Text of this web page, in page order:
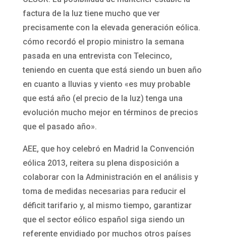
factura de la luz tiene mucho que ver
precisamente con la elevada generación eólica.
cómo recordó el propio ministro la semana
pasada en una entrevista con Telecinco,
teniendo en cuenta que está siendo un buen año
en cuanto a lluvias y viento «es muy probable
que está año (el precio de la luz) tenga una
evolución mucho mejor en términos de precios
que el pasado año».
AEE, que hoy celebró en Madrid la Convención
eólica 2013, reitera su plena disposición a
colaborar con la Administración en el análisis y
toma de medidas necesarias para reducir el
déficit tarifario y, al mismo tiempo, garantizar
que el sector eólico español siga siendo un
referente envidiado por muchos otros países